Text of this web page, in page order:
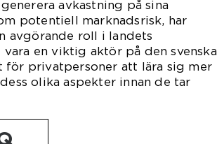
avkastning på sina
potentiell marknadsrisk, har
avgörande roll i landets
en viktig aktör på den svenska
för privatpersoner att lära sig mer
olika aspekter innan de tar